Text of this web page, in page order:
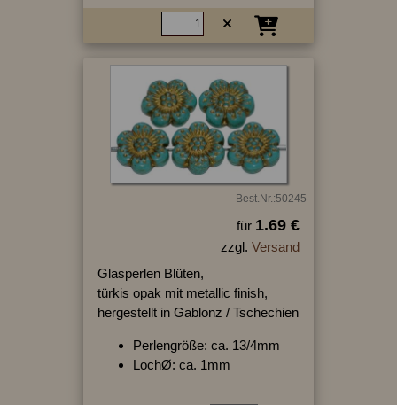
Best.Nr.:50245
für 1.69 €
zzgl. Versand
Glasperlen Blüten,
türkis opak mit metallic finish,
hergestellt in Gablonz / Tschechien
Perlengröße: ca. 13/4mm
LochØ: ca. 1mm